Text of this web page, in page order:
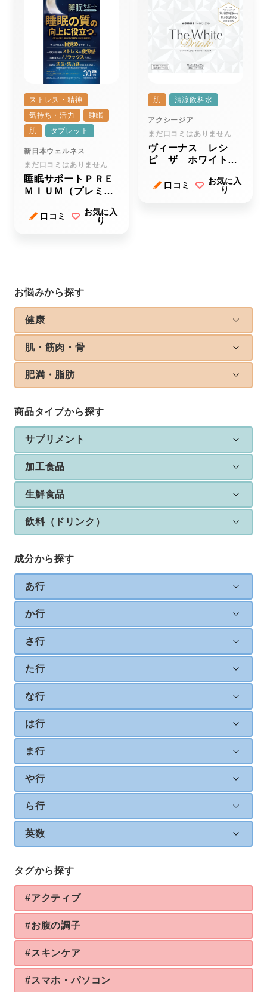
お悩みから探す
健康
肌・筋肉・骨
肥満・脂肪
商品タイプから探す
サプリメント
加工食品
生鮮食品
飲料（ドリンク）
成分から探す
あ行
か行
さ行
た行
な行
は行
ま行
や行
ら行
英数
タグから探す
#アクティブ
#お腹の調子
#スキンケア
#スマホ・パソコン
ストレス・精神
気持ち・活力
睡眠
肌
タブレット
新日本ウェルネス
まだ口コミはありません
睡眠サポートＰＲＥ
ＭＩＵＭ（プレミア
口コミ
お気に入
り
肌 清涼飲料水
アクシージア
まだ口コミはありません
ヴィーナス レシ
ピ ザ ホワイト
口コミ
お気に入
り